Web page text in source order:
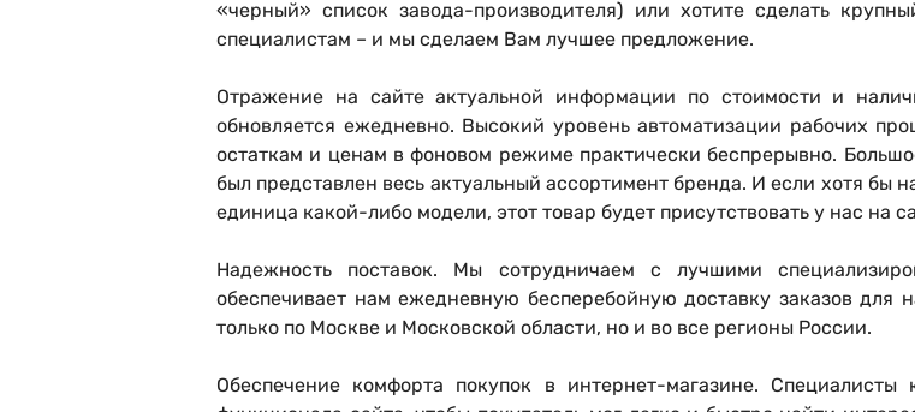
«черный» список завода-производителя) или хотите сделать
специалистам – и мы сделаем Вам лучшее предложение.
Отражение на сайте актуальной информации по стоимости и
обновляется ежедневно. Высокий уровень автоматизации рабочих
остаткам и ценам в фоновом режиме практически беспрерывно.
был представлен весь актуальный ассортимент бренда. И если хотя бы
единица какой-либо модели, этот товар будет присутствовать у нас на
Надежность поставок. Мы сотрудничаем с лучшими
обеспечивает нам ежедневную бесперебойную доставку заказов для
только по Москве и Московской области, но и во все регионы России.
Обеспечение комфорта покупок в интернет-магазине. Специалисты